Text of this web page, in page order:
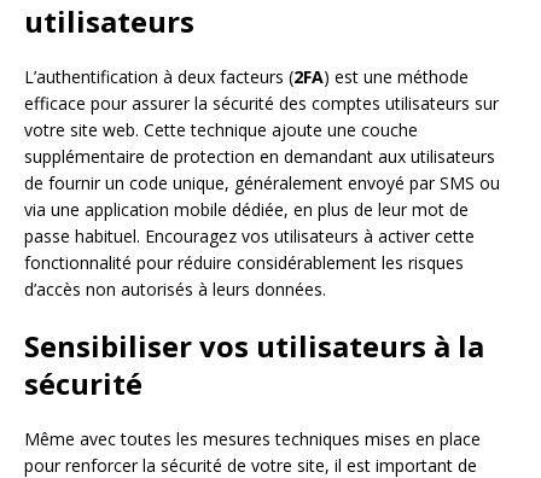
utilisateurs
L’authentification à deux facteurs (2FA) est une méthode
efficace pour assurer la sécurité des comptes utilisateurs sur
votre site web. Cette technique ajoute une couche
supplémentaire de protection en demandant aux utilisateurs
de fournir un code unique, généralement envoyé par SMS ou
via une application mobile dédiée, en plus de leur mot de
passe habituel. Encouragez vos utilisateurs à activer cette
fonctionnalité pour réduire considérablement les risques
d’accès non autorisés à leurs données.
Sensibiliser vos utilisateurs à la
sécurité
Même avec toutes les mesures techniques mises en place
pour renforcer la sécurité de votre site, il est important de